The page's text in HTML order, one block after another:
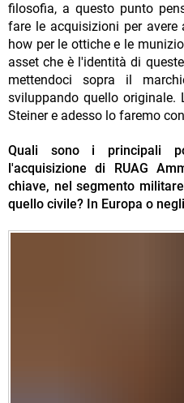
filosofia, a questo punto
fare le acquisizioni per
how per le ottiche e le
asset che è l'identità di
mettendoci sopra il
sviluppando quello
Steiner e adesso lo faremo
Quali sono i principali
l'acquisizione di RUAG
chiave, nel segmento
quello civile? In Europa o